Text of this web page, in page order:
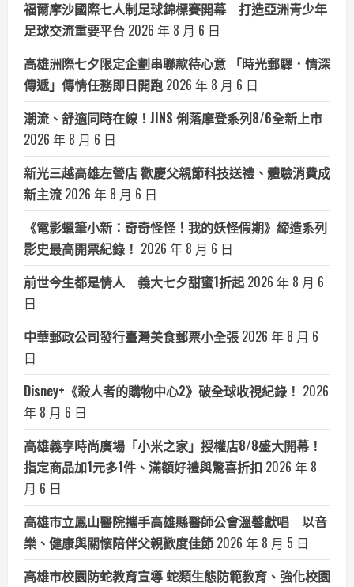
福爾摩沙國際七人制足球錦標賽開幕 打造亞洲青少年
足球交流重要平台 2026 年 8 月 6 日
高雄洲際七夕限定企劃串聯款待心意 「時光郵驛．情深
傳遞」傳情任務即日開跑 2026 年 8 月 6 日
潮流、舒適同時在線！JINS 俐落摩登系列8/6全新上市
2026 年 8 月 6 日
新光三越高雄左營店 歡慶父親節科技送禮、體驗消費成
新主流 2026 年 8 月 6 日
《電影蠟筆小新：奇奇怪怪！我的妖怪假期》締造系列
影史最高開票紀錄！ 2026 年 8 月 6 日
前世今生都是情人 義大七夕甜蜜1折起 2026 年 8 月 6
日
中華郵政公司發行臺灣美食郵票小全張 2026 年 8 月 6
日
Disney+《殺人者的購物中心2》破全球收視紀錄！ 2026
年 8 月 6 日
高雄義享時尚廣場「小米之家」授權店8/8盛大開幕！
指定商品加1元多1件、滿額好禮與驚喜折扣 2026 年 8
月 6 日
高雄市立鳳山醫院攜手高雄縣醫師公會溫馨獻唱 以音
樂、健康與關懷陪伴父親歡度佳節 2026 年 8 月 5 日
高雄市校園防蛇教育宣導 蛇類生態防範教育、強化校園